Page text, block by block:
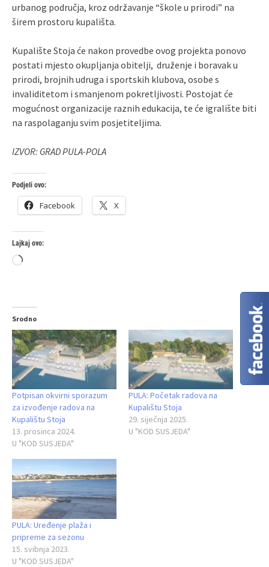
urbanog područja, kroz održavanje “škole u prirodi” na
širem prostoru kupališta.
Kupalište Stoja će nakon provedbe ovog projekta ponovo
postati mjesto okupljanja obitelji, druženje i boravak u
prirodi, brojnih udruga i sportskih klubova, osobe s
invaliditetom i smanjenom pokretljivosti. Postojat će
mogućnost organizacije raznih edukacija, te će igralište biti
na raspolaganju svim posjetiteljima.
IZVOR: GRAD PULA-POLA
Podjeli ovo:
Facebook X
Lajkaj ovo:
Loading…
Srodno
Potpisan okvirni sporazum
za izvođenje radova na
Kupalištu Stoja
13. prosinca 2024.
U "KOD SUSJEDA"
PULA: Početak radova na
Kupalištu Stoja
29. siječnja 2025.
U "KOD SUSJEDA"
PULA: Uređenje plaža i
pripreme za sezonu
15. svibnja 2023.
U "KOD SUSJEDA"